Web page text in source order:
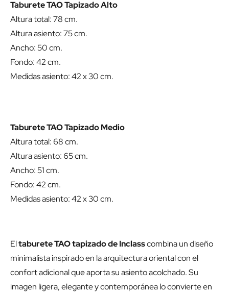
Taburete TAO Tapizado Alto
Altura total: 78 cm.
Altura asiento: 75 cm.
Ancho: 50 cm.
Fondo: 42 cm.
Medidas asiento: 42 x 30 cm.
Taburete TAO Tapizado Medio
Altura total: 68 cm.
Altura asiento: 65 cm.
Ancho: 51 cm.
Fondo: 42 cm.
Medidas asiento: 42 x 30 cm.
Eltaburete TAO tapizado de Inclasscombina un diseño
minimalista inspirado en la arquitectura oriental con el
confort adicional que aporta su asiento acolchado. Su
imagen ligera, elegante y contemporánea lo convierte en